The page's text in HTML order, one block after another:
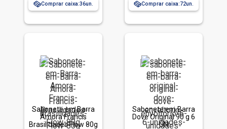
Comprar caixa:36 Comprar caixa:72
Sabonete em Barra
Amora Francis
Brasilidades Flow 80g
Sabonete em Barra
Dove Original 90 g 6
UN